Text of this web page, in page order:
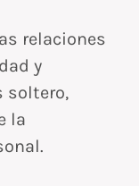
relaciones
y
soltero,
la